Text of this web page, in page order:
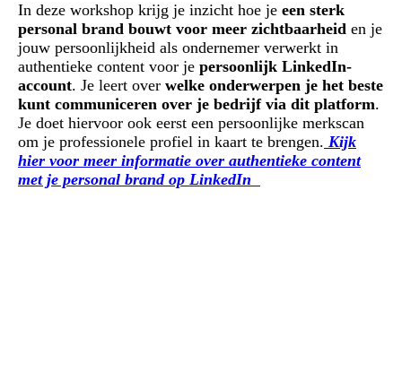
In deze workshop krijg je inzicht hoe je een sterk
personal brand bouwt voor meer zichtbaarheid en je
jouw persoonlijkheid als ondernemer verwerkt in
authentieke content voor je persoonlijk LinkedIn-
account. Je leert over welke onderwerpen je het beste
kunt communiceren over je bedrijf via dit platform.
Je doet hiervoor ook eerst een persoonlijke merkscan
om je professionele profiel in kaart te brengen. Kijk
hier voor meer informatie over authentieke content
met je personal brand op LinkedIn